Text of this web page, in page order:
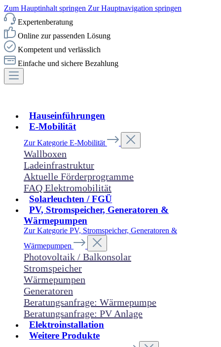
Zum Hauptinhalt springen Zur Hauptnavigation springen
Expertenberatung
Online zur passenden Lösung
Kompetent und verlässlich
Einfache und sichere Bezahlung
Hauseinführungen
E-Mobilität
Zur Kategorie E-Mobilität
Wallboxen
Ladeinfrastruktur
Aktuelle Förderprogramme
FAQ Elektromobilität
Solarleuchten / FGÜ
PV, Stromspeicher, Generatoren &
Wärmepumpen
Zur Kategorie PV, Stromspeicher, Generatoren &
Wärmepumpen
Photovoltaik / Balkonsolar
Stromspeicher
Wärmepumpen
Generatoren
Beratungsanfrage: Wärmepumpe
Beratungsanfrage: PV Anlage
Elektroinstallation
Weitere Produkte